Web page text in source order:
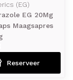
(EG)
EG 20Mg
Maagsapres
Reserveer